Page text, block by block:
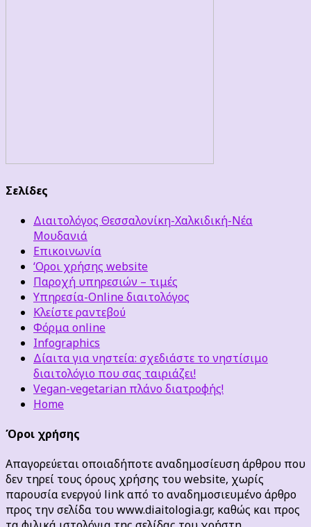
Σελίδες
Διαιτολόγος Θεσσαλονίκη-Χαλκιδική-Νέα
Μουδανιά
Επικοινωνία
‘Οροι χρήσης website
Παροχή υπηρεσιών – τιμές
Υπηρεσία-Online διαιτολόγος
Κλείστε ραντεβού
Φόρμα online
Infographics
Δίαιτα για νηστεία: σχεδιάστε το νηστίσιμο
διαιτολόγιο που σας ταιριάζει!
Vegan-vegetarian πλάνο διατροφής!
Home
Όροι χρήσης
Απαγορεύεται οποιαδήποτε αναδημοσίευση άρθρου που
δεν τηρεί τους όρους χρήσης του website, χωρίς
παρουσία ενεργού link από το αναδημοσιευμένο άρθρο
προς την σελίδα του www.diaitologia.gr, καθώς και προς